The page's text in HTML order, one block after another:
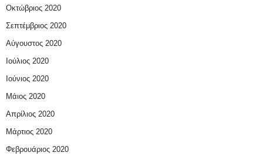
Οκτώβριος 2020
Σεπτέμβριος 2020
Αύγουστος 2020
Ιούλιος 2020
Ιούνιος 2020
Μάιος 2020
Απρίλιος 2020
Μάρτιος 2020
Φεβρουάριος 2020